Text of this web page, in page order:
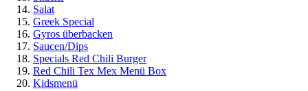
Salat
Greek Special
Gyros überbacken
Saucen/Dips
Specials Red Chili Burger
Red Chili Tex Mex Menü Box
Kidsmenü